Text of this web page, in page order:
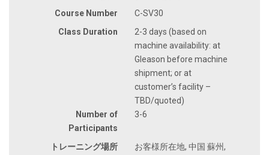
Course Number
C-SV30
Class Duration
2-3 days (based on
machine availability: at
Gleason before machine
shipment; or at
customer’s facility –
TBD/quoted)
Number of
Participants
3-6
トレーニング場所
お客様所在地, 中国 蘇州,